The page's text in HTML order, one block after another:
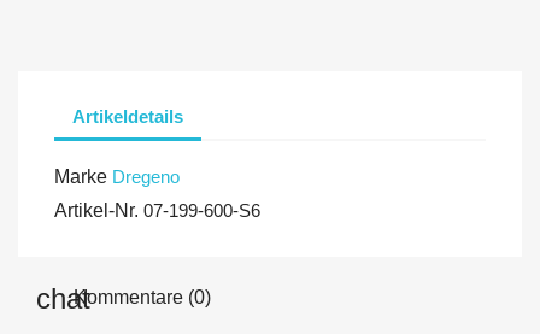
Artikeldetails
Marke Dregeno
Artikel-Nr. 07-199-600-S6
Kommentare (0)